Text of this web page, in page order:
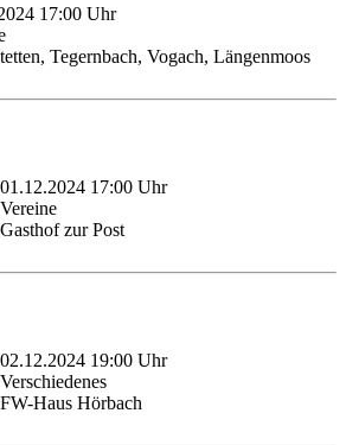
17:00 Uhr
Tegernbach, Vogach, Längenmoos
01.12.2024 17:00 Uhr
Vereine
Gasthof zur Post
02.12.2024 19:00 Uhr
Verschiedenes
FW-Haus Hörbach